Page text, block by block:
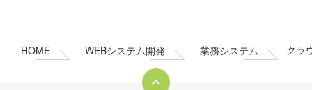
HOME WEBシステム開発 業務システム クラ